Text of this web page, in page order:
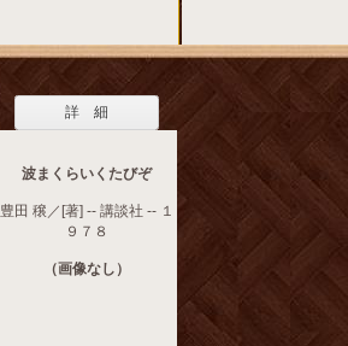
詳 細
波まくらいくたびぞ
豊田 穣／[著] -- 講談社 -- １
９７８
（画像なし）